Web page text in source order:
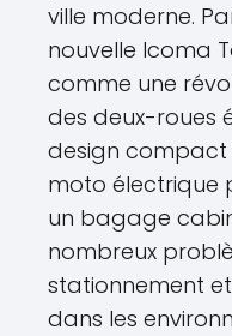
ville moderne.
nouvelle Icoma
comme une
des deux-roues
design compact
moto électrique
un bagage
nombreux
stationnement
dans les